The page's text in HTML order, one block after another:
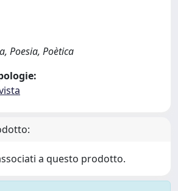
Poesia, Poètica
a questo prodotto.